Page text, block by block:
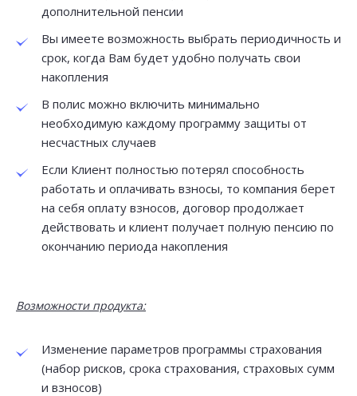
дополнительной пенсии
Вы имеете возможность выбрать периодичность и
срок, когда Вам будет удобно получать свои
накопления
В полис можно включить минимально
необходимую каждому программу защиты от
несчастных случаев
Если Клиент полностью потерял способность
работать и оплачивать взносы, то компания берет
на себя оплату взносов, договор продолжает
действовать и клиент получает полную пенсию по
окончанию периода накопления
Возможности продукта:
Изменение параметров программы страхования
(набор рисков, срока страхования, страховых сумм
и взносов)
конфиденциальности
Поля, отмеченные